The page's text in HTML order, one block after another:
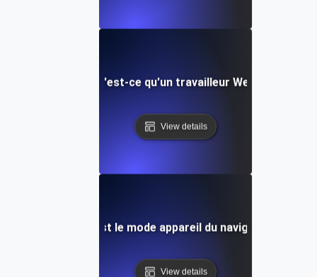
Qu'est-ce qu'un travailleur Web?
View details
Quel est le mode appareil du navigateur?
View details